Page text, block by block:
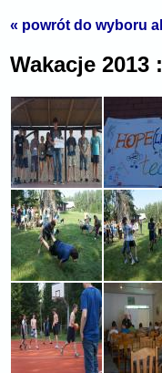
« powrót do wyboru
Wakacje 2013